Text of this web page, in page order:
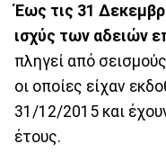
Έως τις 31
ισχύς των αδειών
πληγεί από
οι οποίες είχαν
31/12/2015 και
έτους.